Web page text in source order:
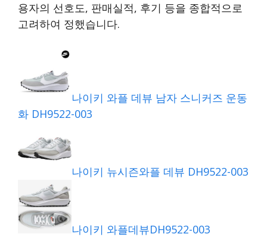
용자의 선호도, 판매실적, 후기 등을 종합적으로
고려하여 정했습니다.
나이키 와플 데뷰 남자 스니커즈 운동
화 DH9522-003
나이키 뉴시즌와플 데뷰 DH9522-003
나이키 와플데뷰DH9522-003